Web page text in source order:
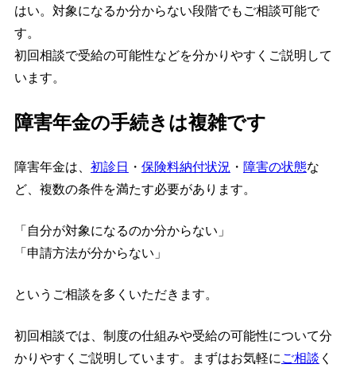
はい。対象になるか分からない段階でもご相談可能で
す。
初回相談で受給の可能性などを分かりやすくご説明して
います。
障害年金の手続きは複雑です
障害年金は、 初診日 ・ 保険料納付状況 ・ 障害の状態な
ど、複数の条件を満たす必要があります。
「自分が対象になるのか分からない」
「申請方法が分からない」
というご相談を多くいただきます。
初回相談では、制度の仕組みや受給の可能性について分
かりやすくご説明しています。まずはお気軽に ご相談 く